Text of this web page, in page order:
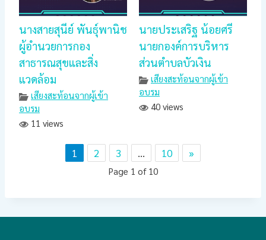
นางสายสุนีย์ พันธุ์พานิช
ผู้อำนวยการกอง
สาธารณสุขและสิ่ง
แวดล้อม
เสียงสะท้อนจากผู้เข้า
อบรม
11 views
นายประเสริฐ น้อยศรี
นายกองค์การบริหาร
ส่วนตำบลบัวเงิน
เสียงสะท้อนจากผู้เข้า
อบรม
40 views
1 2 3 … 10 »
Page 1 of 10